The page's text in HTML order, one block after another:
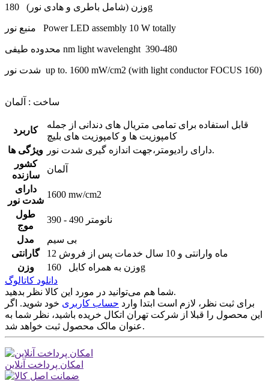
وزن (شامل باطری و هادی نور) 180g
منبع نور Power LED assembly 10 W totally
محدوده طیفی nm light wavelenght 390-480
شدت نور up to. 1600 mW/cm2 (with light conductor FOCUS 160)
ساخت : آلمان
کاربرد
قابل استفاده برای تمامی متریال های دندانی از جمله
کامپوزیت ها و کامپوزیت های بلیچ
ویژگی ها
دارای رادیومتر،جهت اندازه گیری شدت نور.
کشور
سازنده
آلمان
دارای
شدت نور
1600 mw/cm2
طول
موج
390 - 490 نانومتر
مدل
بی سیم
گارانتی
12 ماه وارانتی و 10 سال خدمات پس از فروش
وزن
وزن به همراه کابل 160g
دانلود کاتالوگ
شما هم می‌توانید در مورد این کالا نظر بدهید.
برای ثبت نظر، لازم است ابتدا وارد حساب کاربری خود شوید. اگر
این محصول را قبلا از شرکت تهران اتکال خریده باشید، نظر شما به
عنوان مالک محصول ثبت خواهد شد.
امکان پرداخت آنلاین